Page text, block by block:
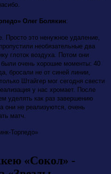
Олег Болякин:
Просто это ненужное удаление,
необязательные два
глоток воздуха. Потом они
очень хорошие моменты: 40
бросали не от синей линии,
Штайгер мог сегодня свести
у нас хромает. После
уделять как раз завершению
они не реализуются, очень
матч.
Торпедо»
«Сокол» -